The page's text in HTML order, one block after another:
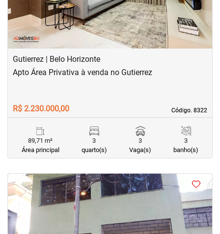
Gutierrez | Belo Horizonte
Código. 8322
Código. 8322
Apto Área Privativa à venda no Gutierrez
R$ 2.230.000,00
89,71 m²
Área principal
3
quarto(s)
3
Vaga(s)
3
banho(s)
< < <